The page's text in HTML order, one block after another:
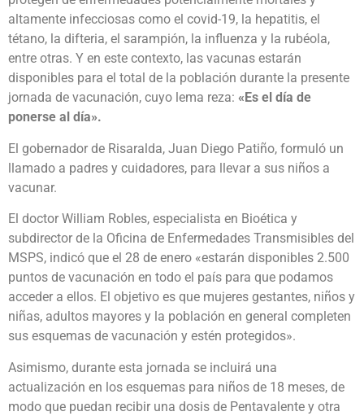
altamente infecciosas como el covid-19, la hepatitis, el
tétano, la difteria, el sarampión, la influenza y la rubéola,
entre otras. Y en este contexto, las vacunas estarán
disponibles para el total de la población durante la presente
jornada de vacunación, cuyo lema reza: «Es el día de
ponerse al día».
El gobernador de Risaralda, Juan Diego Patiño, formuló un
llamado a padres y cuidadores, para llevar a sus niños a
vacunar.
El doctor William Robles, especialista en Bioética y
subdirector de la Oficina de Enfermedades Transmisibles del
MSPS, indicó que el 28 de enero «estarán disponibles 2.500
puntos de vacunación en todo el país para que podamos
acceder a ellos. El objetivo es que mujeres gestantes, niños y
niñas, adultos mayores y la población en general completen
sus esquemas de vacunación y estén protegidos».
Asimismo, durante esta jornada se incluirá una
actualización en los esquemas para niños de 18 meses, de
modo que puedan recibir una dosis de Pentavalente y otra